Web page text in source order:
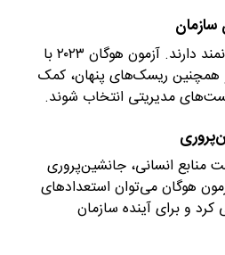
سازمان‌ها نیاز به رهبران توانمند دارند. آزمون هوگان ۲۰۲۳ با
همچنین ریسک‌های پنهان، کمک
مدیریتی انتخاب شوند.
منابع انسانی، جانشین‌پروری
هوگان می‌توان استعدادهای
کرد و برای آینده سازمان